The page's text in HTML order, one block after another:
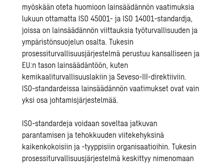
myöskään oteta huomioon lainsäädännön vaatimuksia
lukuun ottamatta ISO 45001- ja ISO 14001-standardja,
joissa on lainsäädännön viittauksia työturvallisuuden ja
ympäristönsuojelun osalta. Tukesin
prosessiturvallisuusjärjestelmä perustuu kansalliseen ja
EU:n tason lainsäädäntöön, kuten
kemikaaliturvallisuuslakiin ja Seveso-III-direktiiviin.
ISO-standardeissa lainsäädännön vaatimukset ovat vain
yksi osa johtamisjärjestelmää.
ISO-standardeja voidaan soveltaa jatkuvan
parantamisen ja tehokkuuden viitekehyksinä
kaikenkokoisiin ja -tyyppisiin organisaatioihin. Tukesin
prosessiturvallisuusjärjestelmä keskittyy nimenomaan